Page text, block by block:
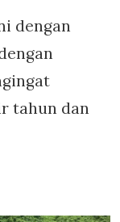
dengan
tahun dan